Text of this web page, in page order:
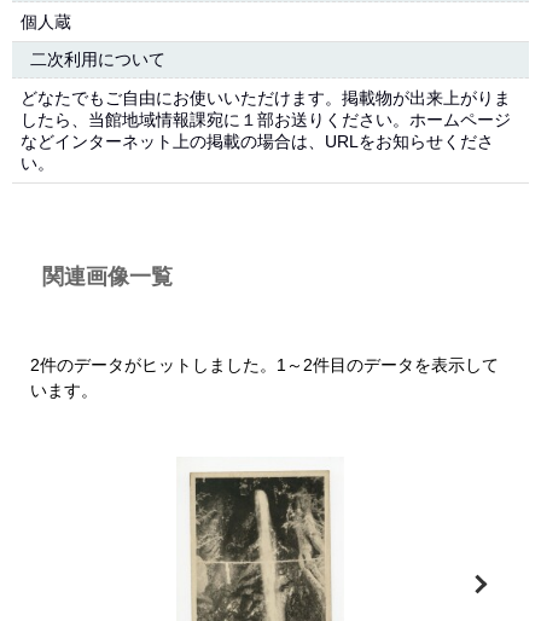
個人蔵
二次利用について
どなたでもご自由にお使いいただけます。掲載物が出来上がりま
したら、当館地域情報課宛に１部お送りください。ホームページ
などインターネット上の掲載の場合は、URLをお知らせくださ
い。
関連画像一覧
2件のデータがヒットしました。1～2件目のデータを表示して
います。